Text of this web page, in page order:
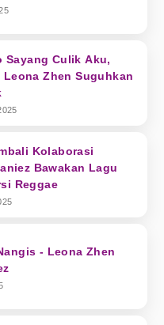
Sayang Culik Aku,
Zhen Suguhkan
Kolaborasi
Bawakan Lagu
Reggae
- Leona Zhen